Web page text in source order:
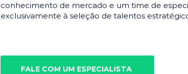
conhecimento de mercado e um time de
exclusivamente à seleção de talentos
FALE COM UM ESPECIALISTA